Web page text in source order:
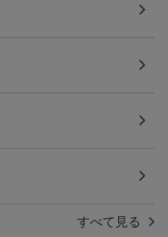
すべて見る